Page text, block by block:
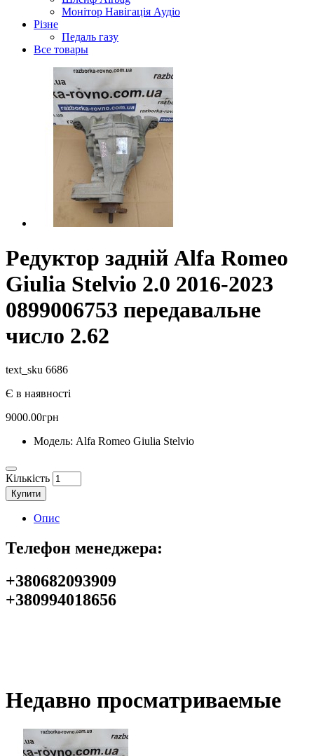
Монітор Навігація Аудіо
Різне
Педаль газу
Все товары
Редуктор задній Alfa Romeo
Giulia Stelvio 2.0 2016-2023
0899006753 передавальне
число 2.62
text_sku 6686
Є в наявності
9000.00грн
Модель: Alfa Romeo Giulia Stelvio
Кількість
Купити
Опис
Телефон менеджера:
+380682093909
+380994018656
Недавно просматриваемые